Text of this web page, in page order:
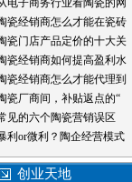
电子商务行业看陶瓷的网
瓷经销商怎么才能在瓷砖
瓷门店产品定价的十大关
瓷经销商如何提高盈利水
瓷经销商怎么才能代理到
瓷厂商间，补贴返点的“
见的六个陶瓷营销误区
利or微利？陶企经营模式
创业天地